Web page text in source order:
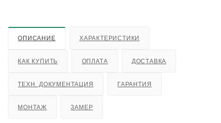
ОПИСАНИЕ ХАРАКТЕРИСТИКИ
КАК КУПИТЬ ОПЛАТА ДОСТАВКА
ТЕХН. ДОКУМЕНТАЦИЯ ГАРАНТИЯ
МОНТАЖ ЗАМЕР